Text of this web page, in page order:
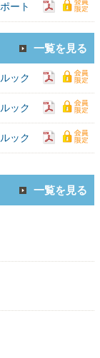
ート
一覧を見る
ック
ック
ック
一覧を見る